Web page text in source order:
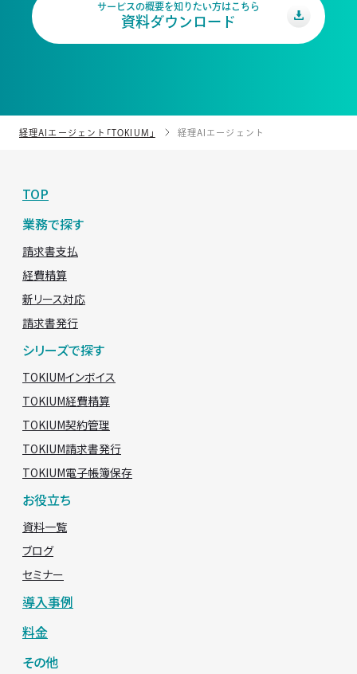
サービスの概要を知りたい方はこちら
資料ダウンロード
経理AIエージェント「TOKIUM」 経理AIエージェント
TOP
業務で探す
請求書支払
経費精算
新リース対応
請求書発行
シリーズで探す
TOKIUMインボイス
TOKIUM経費精算
TOKIUM契約管理
TOKIUM請求書発行
TOKIUM電子帳簿保存
お役立ち
資料一覧
ブログ
セミナー
導入事例
料金
その他